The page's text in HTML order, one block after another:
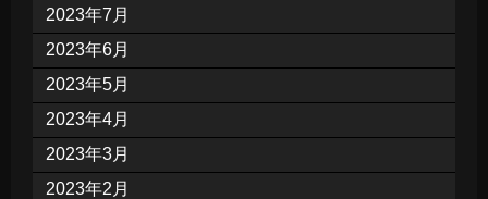
2023年7月
2023年6月
2023年5月
2023年4月
2023年3月
2023年2月